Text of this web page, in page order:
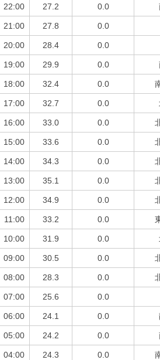
22:00 27.2 0.0
21:00 27.8 0.0
20:00 28.4 0.0
19:00 29.9 0.0
18:00 32.4 0.0
17:00 32.7 0.0
16:00 33.0 0.0
15:00 33.6 0.0
14:00 34.3 0.0
13:00 35.1 0.0
12:00 34.9 0.0
11:00 33.2 0.0
10:00 31.9 0.0
09:00 30.5 0.0
08:00 28.3 0.0
07:00 25.6 0.0
06:00 24.1 0.0
05:00 24.2 0.0
04:00 24.3 0.0